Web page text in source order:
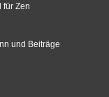
für Zen
und Beiträge